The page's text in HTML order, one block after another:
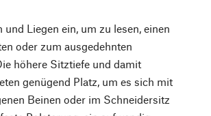
Liegen ein, um zu lesen, einen
oder zum ausgedehnten
höhere Sitztiefe und damit
genügend Platz, um es sich mit
Beinen oder im Schneidersitz